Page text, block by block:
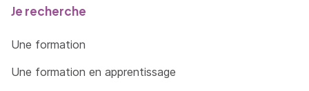
Je recherche
Une formation
Une formation en apprentissage